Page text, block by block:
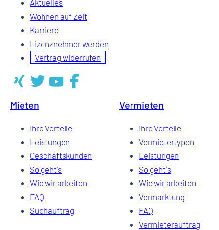
Aktuelles
Wohnen auf Zeit
Karriere
Lizenznehmer werden
Vertrag widerrufen
Mieten
Ihre Vorteile
Leistungen
Geschäftskunden
So geht's
Wie wir arbeiten
FAQ
Suchauftrag
Vermieten
Ihre Vorteile
Vermietertypen
Leistungen
So geht`s
Wie wir arbeiten
Vermarktung
FAQ
Vermieterauftrag